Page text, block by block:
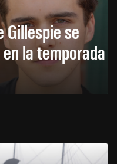
Gillespie se
la temporada